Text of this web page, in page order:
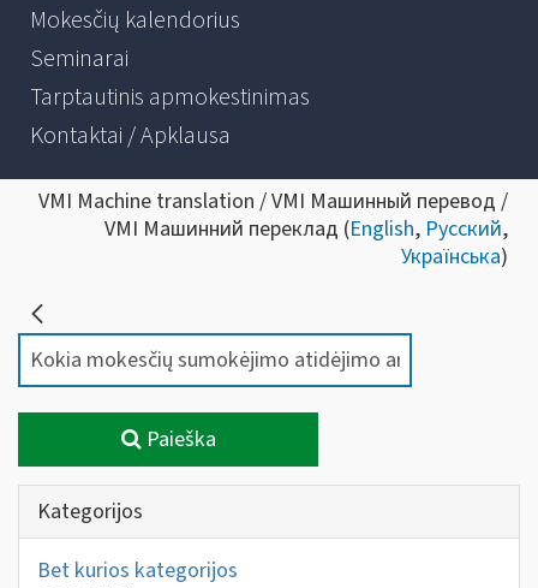
Mokesčių kalendorius
Seminarai
Tarptautinis apmokestinimas
Kontaktai / Apklausa
VMI Machine translation / VMI Машинный перевод /
VMI Машинний переклад (English, Русский,
Українська)
Paieška
Kategorijos
Bet kurios kategorijos